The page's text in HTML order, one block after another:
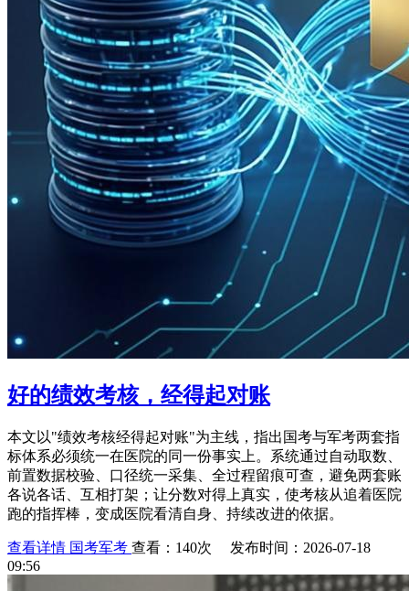
好的绩效考核，经得起对账
本文以"绩效考核经得起对账"为主线，指出国考与军考两套指
标体系必须统一在医院的同一份事实上。系统通过自动取数、
前置数据校验、口径统一采集、全过程留痕可查，避免两套账
各说各话、互相打架；让分数对得上真实，使考核从追着医院
跑的指挥棒，变成医院看清自身、持续改进的依据。
查看详情 国考军考 查看：140次 发布时间：2026-07-18
09:56